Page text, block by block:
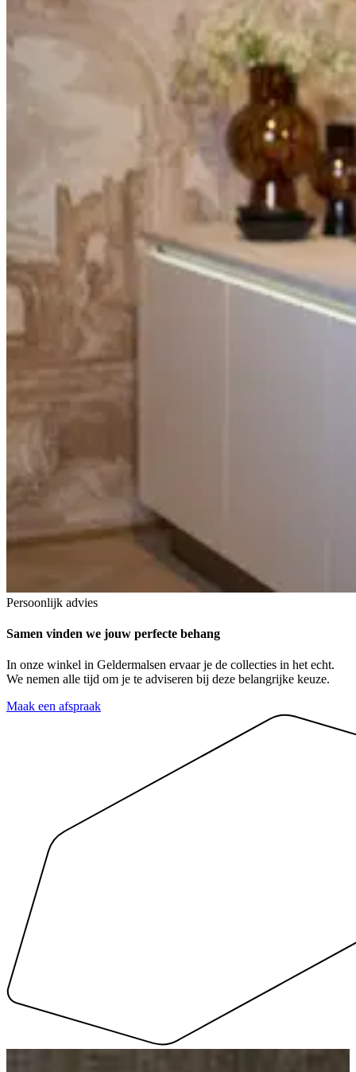
Persoonlijk advies
Samen vinden we jouw perfecte behang
In onze winkel in Geldermalsen ervaar je de collecties in het echt.
We nemen alle tijd om je te adviseren bij deze belangrijke keuze.
Maak een afspraak